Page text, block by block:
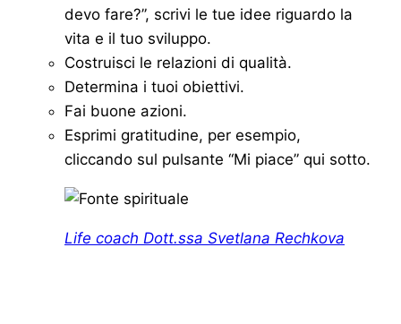
devo fare?”, scrivi le tue idee riguardo la
vita e il tuo sviluppo.
Costruisci le relazioni di qualità.
Determina i tuoi obiettivi.
Fai buone azioni.
Esprimi gratitudine, per esempio,
cliccando sul pulsante “Mi piace” qui sotto.
Life coach Dott.ssa Svetlana Rechkova